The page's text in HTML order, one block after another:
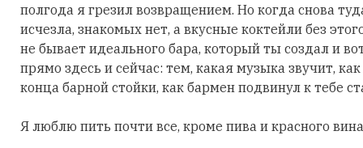
полгода я грезил возвращением. Но когда снова
исчезла, знакомых нет, а вкусные коктейли без
не бывает идеального бара, который ты создал и
прямо здесь и сейчас: тем, какая музыка звучит,
конца барной стойки, как бармен подвинул к тебе
Я люблю пить почти все, кроме пива и красного